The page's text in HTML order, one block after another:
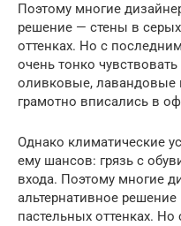
Поэтому многие
решение — стены в
оттенках. Но с
очень тонко
оливковые, лавандовые
грамотно вписались в
Однако климатические
ему шансов: грязь с
входа. Поэтому многие
альтернативное
пастельных оттенках.